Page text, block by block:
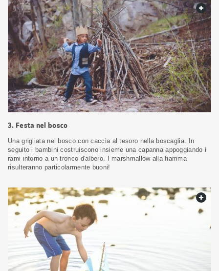
3. Festa nel bosco
Una grigliata nel bosco con caccia al tesoro nella boscaglia. In
seguito i bambini costruiscono insieme una capanna appoggiando i
rami intorno a un tronco d'albero. I marshmallow alla fiamma
risulteranno particolarmente buoni!